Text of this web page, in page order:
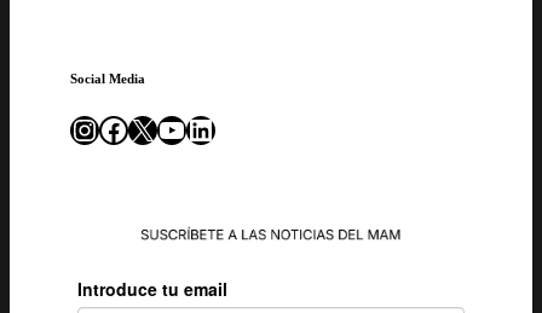
Social Media
Instagram
Facebook
X YouTube
LinkedIn